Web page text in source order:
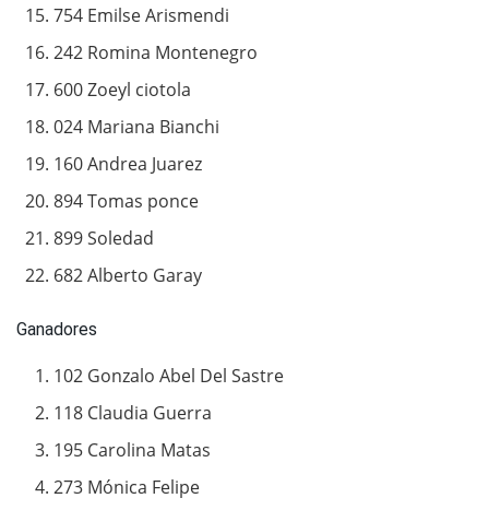
754 Emilse Arismendi
242 Romina Montenegro
600 Zoeyl ciotola
024 Mariana Bianchi
160 Andrea Juarez
894 Tomas ponce
899 Soledad
682 Alberto Garay
Ganadores
102 Gonzalo Abel Del Sastre
118 Claudia Guerra
195 Carolina Matas
273 Mónica Felipe